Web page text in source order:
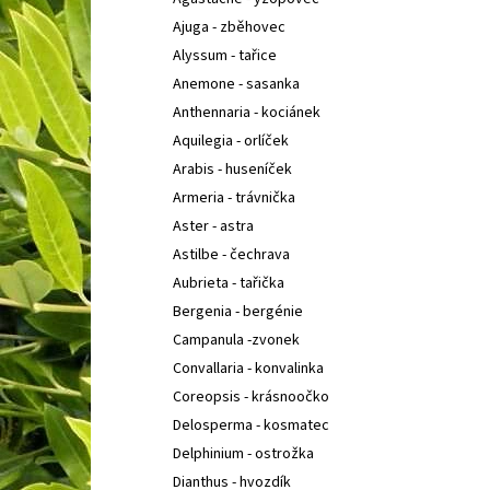
l
Ajuga - zběhovec
Alyssum - tařice
Anemone - sasanka
Anthennaria - kociánek
Aquilegia - orlíček
Arabis - huseníček
Armeria - trávnička
Aster - astra
Astilbe - čechrava
Aubrieta - tařička
Bergenia - bergénie
Campanula -zvonek
Convallaria - konvalinka
Coreopsis - krásnoočko
Delosperma - kosmatec
Delphinium - ostrožka
Dianthus - hvozdík
CARPETHSKALNÍK ZAKRSLÝ